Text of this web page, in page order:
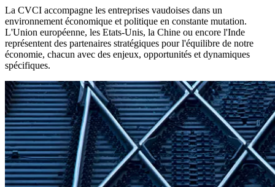
La CVCI accompagne les entreprises vaudoises dans un
environnement économique et politique en constante mutation.
L'Union européenne, les Etats-Unis, la Chine ou encore l'Inde
représentent des partenaires stratégiques pour l'équilibre de notre
économie, chacun avec des enjeux, opportunités et dynamiques
spécifiques.